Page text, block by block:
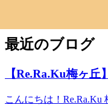
最近のブログ
【Re.Ra.Ku梅ヶ
こんにちは！Re.Ra.Ku 梅ヶ丘店で